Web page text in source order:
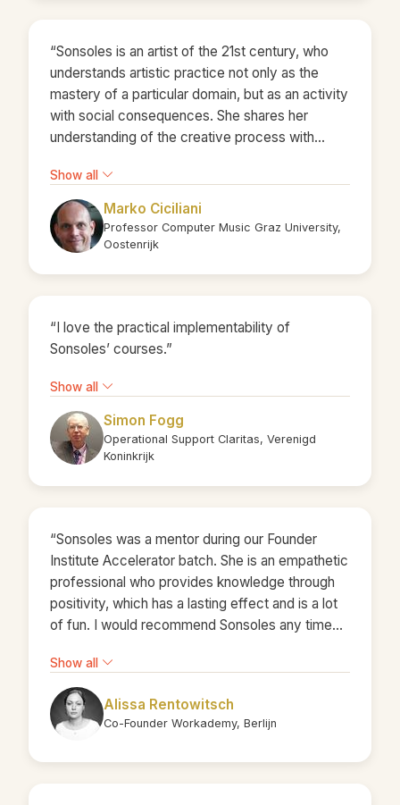
“Sonsoles is an artist of the 21st century, who
understands artistic practice not only as the
mastery of a particular domain, but as an activity
with social consequences. She shares her
understanding of the creative process with
Show all
Marko Ciciliani
Professor Computer Music Graz University,
Oostenrijk
“I love the practical implementability of
Sonsoles’ courses.”
Show all
Simon Fogg
Operational Support Claritas, Verenigd
Koninkrijk
“Sonsoles was a mentor during our Founder
Institute Accelerator batch. She is an empathetic
professional who provides knowledge through
positivity, which has a lasting effect and is a lot
of fun. I would recommend Sonsoles any time
looking forward to it!”
Show all
Alissa Rentowitsch
Co-Founder Workademy, Berlijn